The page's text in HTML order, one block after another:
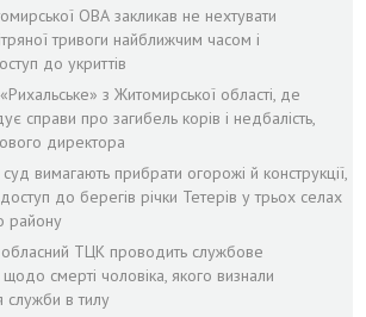
ОВА закликав не нехтувати
тривоги найближчим часом і
до укриттів
з Житомирської області, де
справи про загибель корів і недбалість,
директора
вимагають прибрати огорожі й конструкції,
до берегів річки Тетерів у трьох селах
району
ТЦК проводить службове
смерті чоловіка, якого визнали
служби в тилу